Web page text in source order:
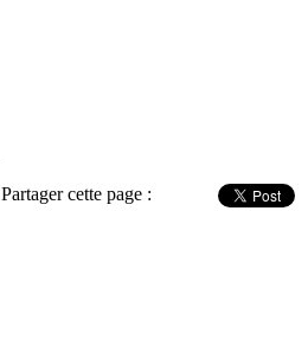
Partager cette page :